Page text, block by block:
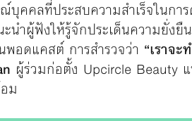
คคลที่ประสบความสำเร็จในกา
ำผู้ฟังให้รู้จักประเด็นความยั่ง
อดแคสต์ การสำรวจว่า “เราจ
ผู้ร่วมก่อตั้ง Upcircle Beauty
ม